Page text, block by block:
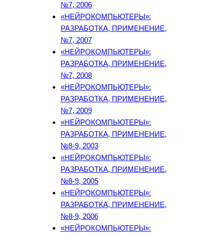
№7, 2006
«НЕЙРОКОМПЬЮТЕРЫ»:
РАЗРАБОТКА, ПРИМЕНЕНИЕ,
№7, 2007
«НЕЙРОКОМПЬЮТЕРЫ»:
РАЗРАБОТКА, ПРИМЕНЕНИЕ,
№7, 2008
«НЕЙРОКОМПЬЮТЕРЫ»:
РАЗРАБОТКА, ПРИМЕНЕНИЕ,
№7, 2009
«НЕЙРОКОМПЬЮТЕРЫ»:
РАЗРАБОТКА, ПРИМЕНЕНИЕ,
№8-9, 2003
«НЕЙРОКОМПЬЮТЕРЫ»:
РАЗРАБОТКА, ПРИМЕНЕНИЕ,
№8-9, 2005
«НЕЙРОКОМПЬЮТЕРЫ»:
РАЗРАБОТКА, ПРИМЕНЕНИЕ,
№8-9, 2006
«НЕЙРОКОМПЬЮТЕРЫ»: